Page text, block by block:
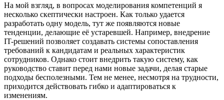
На мой взгляд, в вопросах моделирования компетенций я
несколько скептически настроен. Как только удается
разработать одну модель, тут же появляются новые
тенденции, делающие её устаревшей. Например, внедрение
IT-решений позволяет создавать системы сопоставления
требований к кандидатам и реальных характеристик
сотрудников. Однако стоит внедрить такую систему, как
руководство ставит перед нами новые задачи, делая старые
подходы бесполезными. Тем не менее, несмотря на трудности,
приходится действовать гибко и адаптироваться к
изменениям.